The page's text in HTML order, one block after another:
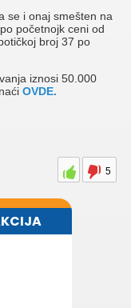
se i onaj smešten na
početnojk ceni od
broj 37 po
iznosi 50.000
OVDE.
5